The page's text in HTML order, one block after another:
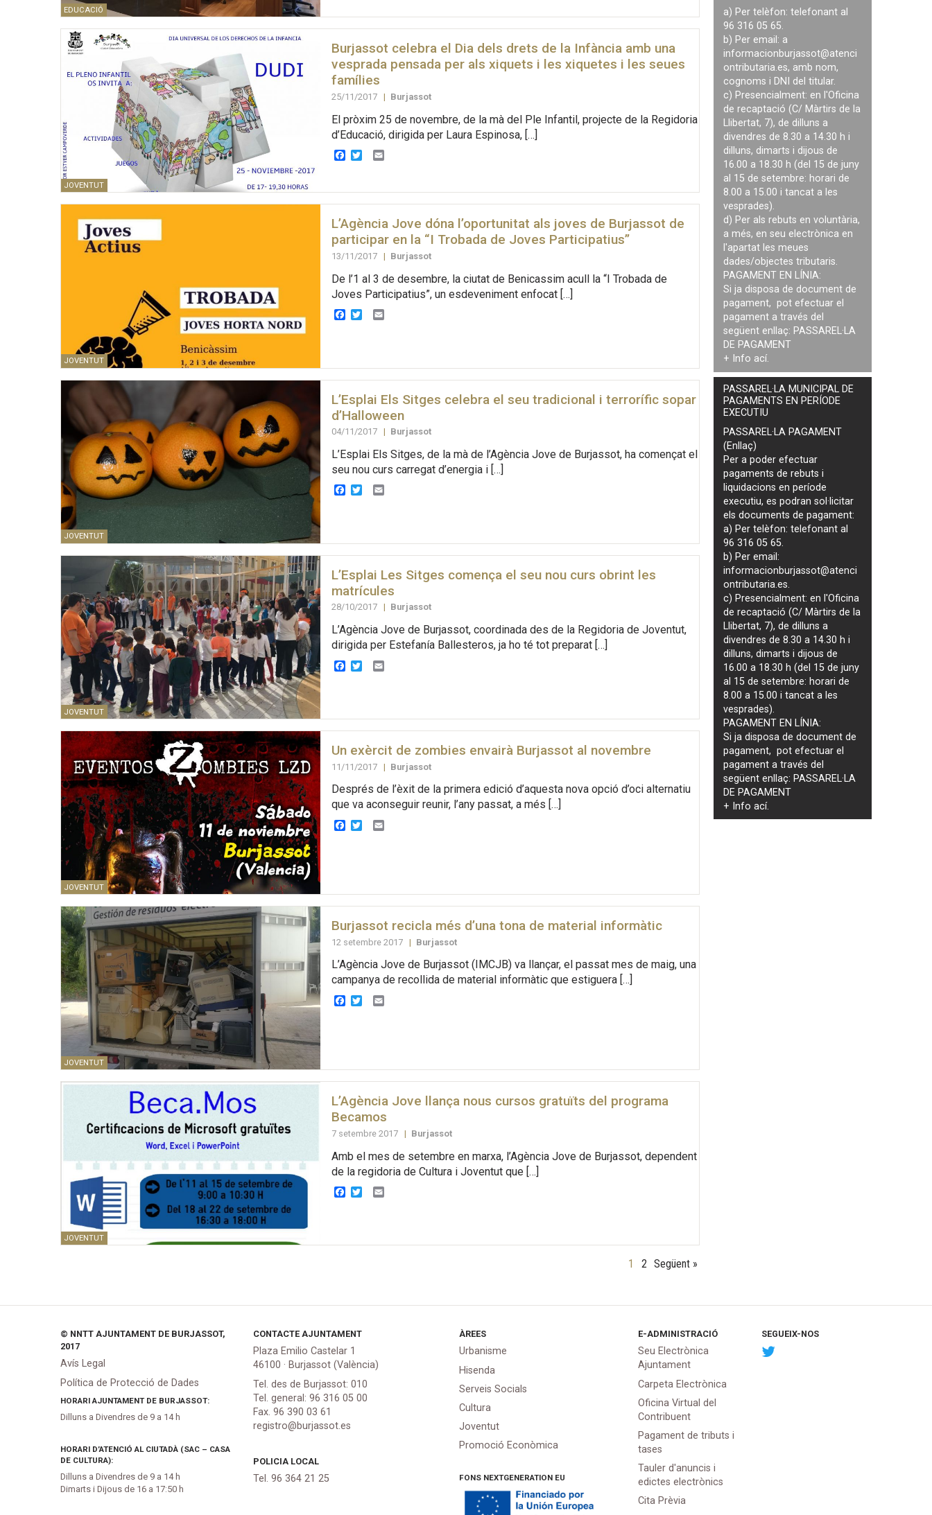
EDUCACIÓ
JOVENTUT
Burjassot celebra el Dia dels drets de la Infància amb una
vesprada pensada per als xiquets i les xiquetes i les seues
famílies
25/11/2017 | Burjassot
El pròxim 25 de novembre, de la mà del Ple Infantil, projecte de la Regidoria
d’Educació, dirigida per Laura Espinosa, […]
Facebook
Twitter
JOVENTUT
L’Agència Jove dóna l’oportunitat als joves de Burjassot de
participar en la “I Trobada de Joves Participatius”
13/11/2017 | Burjassot
De l’1 al 3 de desembre, la ciutat de Benicassim acull la “I Trobada de
Joves Participatius”, un esdeveniment enfocat […]
Facebook
Twitter
JOVENTUT
L’Esplai Els Sitges celebra el seu tradicional i terrorífic sopar
d’Halloween
04/11/2017 | Burjassot
L’Esplai Els Sitges, de la mà de l’Agència Jove de Burjassot, ha començat el
seu nou curs carregat d’energia i […]
Facebook
Twitter
JOVENTUT
L’Esplai Les Sitges comença el seu nou curs obrint les
matrícules
28/10/2017 | Burjassot
L’Agència Jove de Burjassot, coordinada des de la Regidoria de Joventut,
dirigida per Estefanía Ballesteros, ja ho té tot preparat […]
Facebook
TwitterEmail
JOVENTUT
Un exèrcit de zombies envairà Burjassot al novembre
11/11/2017 | Burjassot
Després de l’èxit de la primera edició d’aquesta nova opció d’oci alternatiu
que va aconseguir reunir, l’any passat, a més […]
Facebook
TwitterEmail
JOVENTUT
Burjassot recicla més d’una tona de material informàtic
12 setembre 2017 | Burjassot
L’Agència Jove de Burjassot (IMCJB) va llançar, el passat mes de maig, una
campanya de recollida de material informàtic que estiguera […]
Facebook
TwitterEmail
JOVENTUT
L’Agència Jove llança nous cursos gratuïts del programa
Becamos
7 setembre 2017 | Burjassot
Amb el mes de setembre en marxa, l’Agència Jove de Burjassot, dependent
de la regidoria de Cultura i Joventut que […]
Facebook
TwitterEmail
1 2 Següent »
a) Per telèfon: telefonant al
96 316 05 65.
b) Per email: a
informacionburjassot@atenci
ontributaria.es, amb nom,
cognoms i DNI del titular.
c) Presencialment: en l'Oficina
de recaptació (C/ Màrtirs de la
Llibertat, 7), de dilluns a
divendres de 8.30 a 14.30 h i
dilluns, dimarts i dijous de
16.00 a 18.30 h (del 15 de juny
al 15 de setembre: horari de
8.00 a 15.00 i tancat a les
vesprades).
d) Per als rebuts en voluntària,
a més, en seu electrònica en
l'apartat les meues
dades/objectes tributaris.
PAGAMENT EN LÍNIA:
Si ja disposa de document de
pagament, pot efectuar el
pagament a través del
següent enllaç: PASSAREL·LA
DE PAGAMENT
+ Info ací.
PASSAREL·LA MUNICIPAL DE
PAGAMENTS EN PERÍODE
EXECUTIU
PASSAREL·LA PAGAMENT
(Enllaç)
Per a poder efectuar
pagaments derebuts i
liquidacions en període
executiu, es podransol·licitar
els documents de pagament:
a) Per telèfon: telefonant al
96 316 05 65.
b) Per email:
informacionburjassot@atenci
ontributaria.es.
c) Presencialment: en l'Oficina
de recaptació (C/ Màrtirs de la
Llibertat, 7), de dilluns a
divendres de 8.30 a 14.30 h i
dilluns, dimarts i dijous de
16.00 a 18.30 h (del 15 de juny
al 15 de setembre: horari de
8.00 a 15.00 i tancat a les
vesprades).
PAGAMENT EN LÍNIA:
Si ja disposa de document de
pagament, pot efectuar el
pagament a través del
següent enllaç: PASSAREL·LA
DE PAGAMENT
+ Infoací.
© NNTT AJUNTAMENT DE BURJASSOT,
2017
Avís Legal
Política de Protecció de Dades
HORARI AJUNTAMENT DE BURJASSOT:
Dilluns a Divendres de 9 a 14 h
HORARI D’ATENCIÓ AL CIUTADÀ (SAC – CASA
DE CULTURA):
Dilluns a Divendres de 9 a 14 h
Dimarts i Dijous de 16 a 17:50 h
CONTACTE AJUNTAMENT
Plaza Emilio Castelar 1
46100 · Burjassot (València)
Tel. des de Burjassot: 010
Tel. general: 96 316 05 00
Fax. 96 390 03 61
registro@burjassot.es
POLICIA LOCAL
Tel. 96 364 21 25
ÀREES
Urbanisme
Hisenda
Serveis Socials
Cultura
Joventut
Promoció Econòmica
FONS NEXTGENERATION EU
E-ADMINISTRACIÓ
Seu Electrònica
Ajuntament
Carpeta Electrònica
Oficina Virtual del
Contribuent
Pagament de tributs i
tases
Tauler d'anuncis i
edictes electrònics
Cita Prèvia
SEGUEIX-NOS